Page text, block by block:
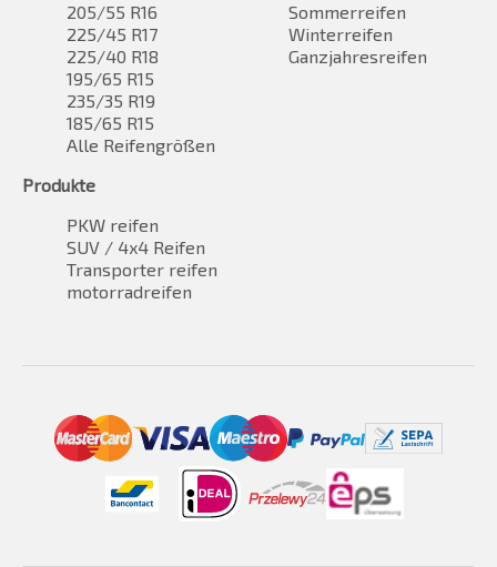
205/55 R16
225/45 R17
225/40 R18
195/65 R15
235/35 R19
185/65 R15
Alle Reifengrößen
Sommerreifen
Winterreifen
Ganzjahresreifen
Produkte
PKW reifen
SUV / 4x4 Reifen
Transporter reifen
motorradreifen